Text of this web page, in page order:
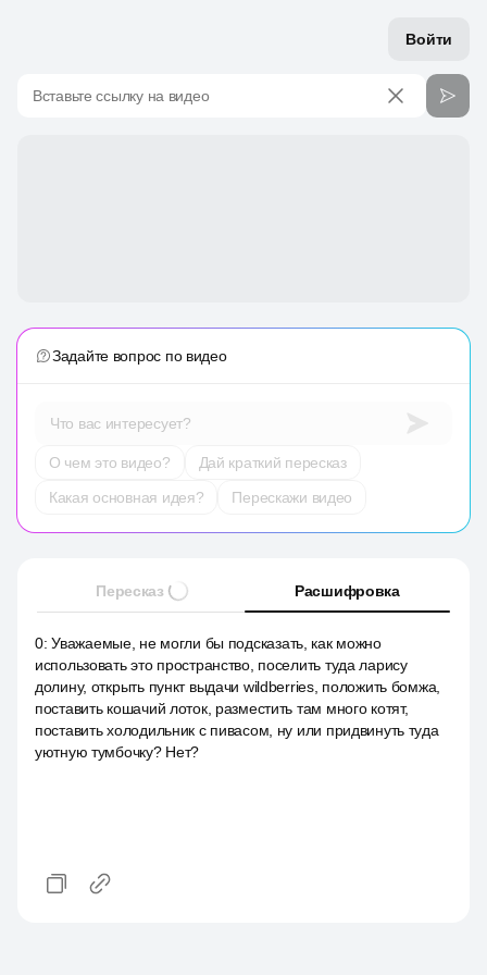
Войти
Вставьте ссылку на видео
Задайте вопрос по видео
Что вас интересует?
О чем это видео?
Дай краткий пересказ
Какая основная идея?
Перескажи видео
Пересказ Расшифровка
0:Уважаемые, не могли бы подсказать, как можно
использовать это пространство, поселить туда ларису
долину, открыть пункт выдачи wildberries, положить бомжа,
поставить кошачий лоток, разместить там много котят,
поставить холодильник с пивасом, ну или придвинуть туда
уютную тумбочку? Нет?